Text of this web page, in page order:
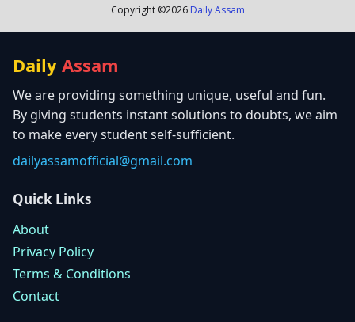
Copyright ©2026 Daily Assam
Daily Assam
We are providing something unique, useful and fun.
By giving students instant solutions to doubts, we aim
to make every student self-sufficient.
dailyassamofficial@gmail.com
Quick Links
About
Privacy Policy
Terms & Conditions
Contact